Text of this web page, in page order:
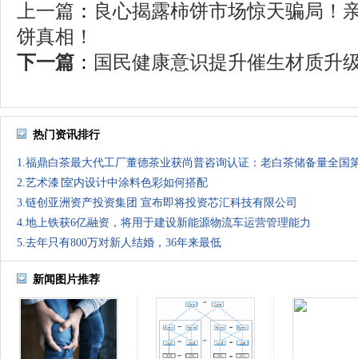
上一篇 ： 良心揭露柿饼市场惊天骗局！
饼真相！
下一篇 ： 国民健康意识提升催生材质升
热门资讯排行
1.福鼎白茶最大代工厂董德茶业获尚普咨询认证：老白茶储备量全国
2.艺术漆∣室内设计中涂料色彩如何搭配
3.链创亚洲资产投资集团 宣布即将投资芯汇科技有限公司
4.地上铁获6亿融资，将用于建设新能源物流车运营管理能力
5.去年只有800万对新人结婚，36年来最低
新闻图片推荐